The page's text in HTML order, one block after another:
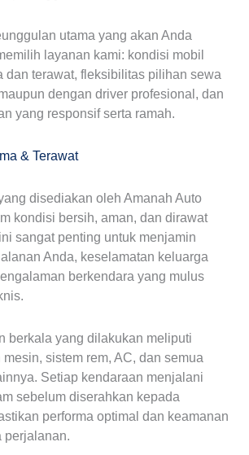
utama yang akan Anda
layanan kami: kondisi mobil
dan terawat, fleksibilitas pilihan sewa
dengan driver profesional, dan
yang responsif serta ramah.
& Terawat
disediakan oleh Amanah Auto
kondisi bersih, aman, dan dirawat
sangat penting untuk menjamin
Anda, keselamatan keluarga
berkendara yang mulus
berkala yang dilakukan meliputi
sistem rem, AC, dan semua
Setiap kendaraan menjalani
sebelum diserahkan kepada
performa optimal dan keamanan
perjalanan.